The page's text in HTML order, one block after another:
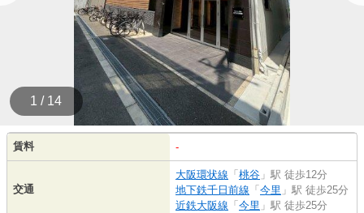
1 / 14
賃料 -
交通
大阪環状線 「 桃谷 」駅 徒歩12分
地下鉄千日前線 「 今里 」駅 徒歩25分
近鉄大阪線 「 今里 」駅 徒歩25分